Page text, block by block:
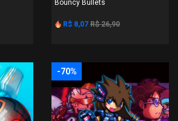
Bouncy Bullets
R$ 8,07 R$ 26,90
-70%